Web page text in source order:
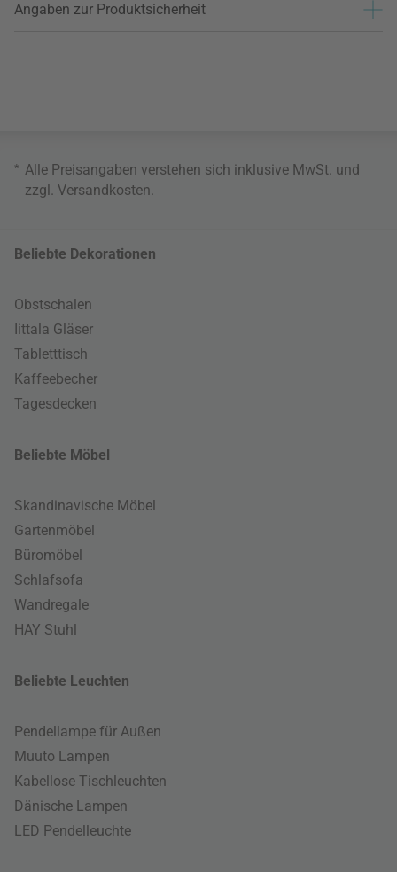
Angaben zur Produktsicherheit
* Alle Preisangaben verstehen sich inklusive MwSt. und
zzgl. Versandkosten
Beliebte Dekorationen
Obstschalen
Iittala Gläser
Tabletttisch
Kaffeebecher
Tagesdecken
Beliebte Möbel
Skandinavische Möbel
Gartenmöbel
Büromöbel
Schlafsofa
Wandregale
HAY Stuhl
Beliebte Leuchten
Pendellampe für Außen
Muuto Lampen
Kabellose Tischleuchten
Dänische Lampen
LED Pendelleuchte